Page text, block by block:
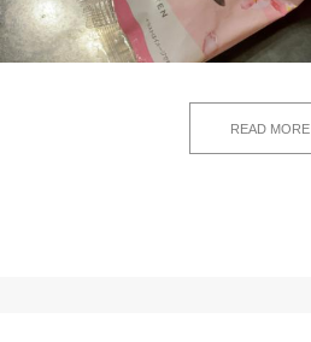
READ MORE